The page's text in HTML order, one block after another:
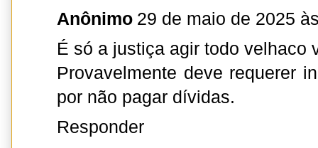
Anônimo 29 de maio de 2025
É só a justiça agir todo velhaco
Provavelmente deve requerer
por não pagar dívidas.
Responder